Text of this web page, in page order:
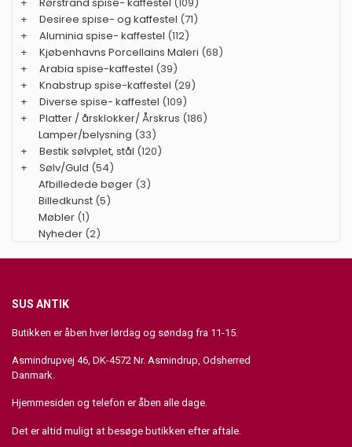
+
Desiree spise- og kaffestel (71)
+
Aluminia spise- kaffestel (112)
+
Kjøbenhavns Porcellains Maleri (68)
+
Arabia spise-kaffestel (39)
+
Knabstrup spise-kaffestel (29)
+
Diverse spise- kaffestel (109)
+
Platter / årsklokker/ Årskrus (186)
Lamper/belysning (33)
+
Bestik sølvplet, stål (120)
+
Sølv/Guld (54)
Afbilledede bøger (3)
Billedkunst (5)
Møbler (1)
Nyheder (2)
SUS ANTIK
Butikken er åben hver lørdag og søndag fra 11-15.
Asmindrupvej 46, DK-4572 Nr. Asmindrup, Odsherred
Danmark.
Hjemmesiden og telefon er åben alle dage.
Det er altid muligt at besøge butikken efter aftale.